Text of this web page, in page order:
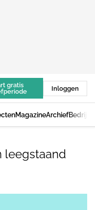
gratis
Inloggen
MagazineArchief
leegstaand